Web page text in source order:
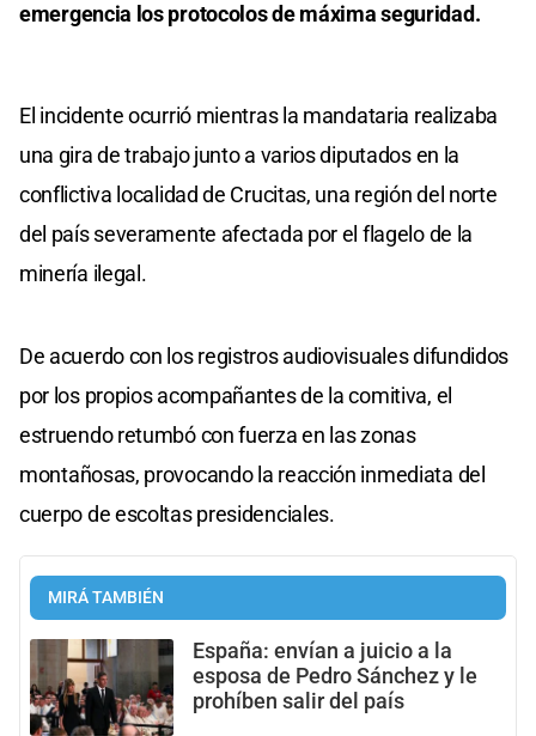
emergencia los protocolos de máxima seguridad.
El incidente ocurrió mientras la mandataria realizaba
una gira de trabajo junto a varios diputados en la
conflictiva localidad de Crucitas, una región del norte
del país severamente afectada por el flagelo de la
minería ilegal.
De acuerdo con los registros audiovisuales difundidos
por los propios acompañantes de la comitiva, el
estruendo retumbó con fuerza en las zonas
montañosas, provocando la reacción inmediata del
cuerpo de escoltas presidenciales.
MIRÁ TAMBIÉN
España: envían a juicio a la
esposa de Pedro Sánchez y le
prohíben salir del país